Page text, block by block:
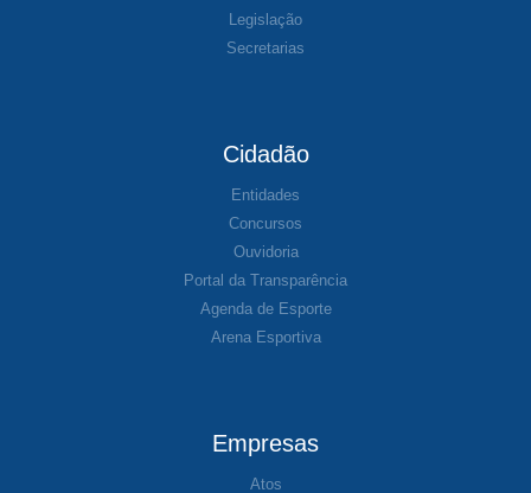
Legislação
Secretarias
Cidadão
Entidades
Concursos
Ouvidoria
Portal da Transparência
Agenda de Esporte
Arena Esportiva
Empresas
Atos